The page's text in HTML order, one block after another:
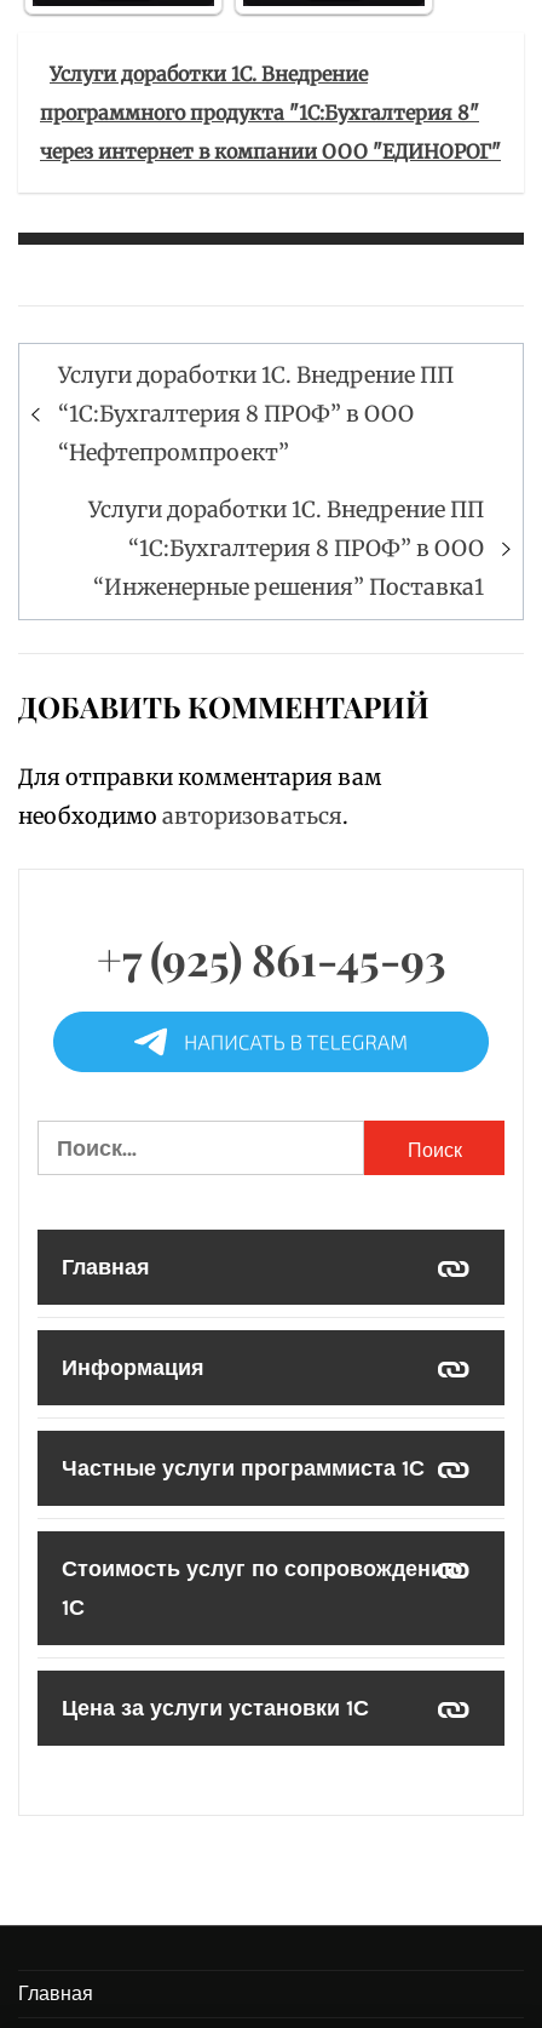
Услуги доработки 1С. Внедрение
программного продукта "1С:Бухгалтерия 8"
через интернет в компании ООО "ЕДИНОРОГ"
Навигация
по
записям
Услуги доработки 1С. Внедрение ПП
“1С:Бухгалтерия 8 ПРОФ” в ООО
“Нефтепромпроект”
Услуги доработки 1С. Внедрение ПП
“1С:Бухгалтерия 8 ПРОФ” в ООО
“Инженерные решения” Поставка1
ДОБАВИТЬ КОММЕНТАРИЙ
Для отправки комментария вам
необходимо авторизоваться.
+7 (925) 861-45-93
Найти:
Главная
Информация
Частные услуги программиста 1С
Стоимость услуг по сопровождению
1С
Цена за услуги установки 1С
Главная